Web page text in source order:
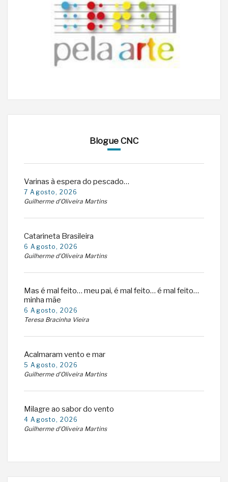
Blogue CNC
Varinas à espera do pescado…
7 Agosto, 2026
Guilherme d'Oliveira Martins
Catarineta Brasileira
6 Agosto, 2026
Guilherme d'Oliveira Martins
Mas é mal feito… meu pai, é mal feito… é mal feito…
minha mãe
6 Agosto, 2026
Teresa Bracinha Vieira
Acalmaram vento e mar
5 Agosto, 2026
Guilherme d'Oliveira Martins
Milagre ao sabor do vento
4 Agosto, 2026
Guilherme d'Oliveira Martins